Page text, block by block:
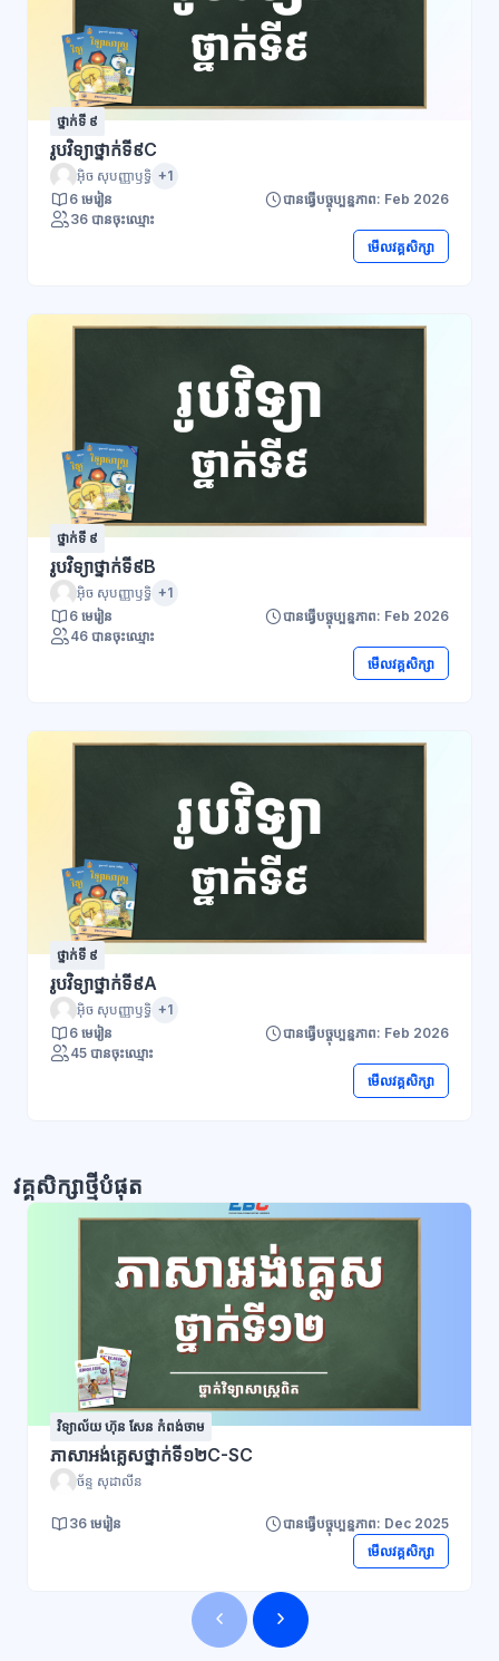
ថ្នាក់ទី ៩
រូបវិទ្យាថ្នាក់ទី៩C
អ៊ិច សុបញ្ញាឫទ្ធិ +1
6 មេរៀន
បានធ្វើបច្ចុប្បន្នភាព: Feb 2026
36 បានចុះឈ្មោះ
មើលវគ្គសិក្សា
ថ្នាក់ទី ៩
រូបវិទ្យាថ្នាក់ទី៩B
អ៊ិច សុបញ្ញាឫទ្ធិ +1
6 មេរៀន
បានធ្វើបច្ចុប្បន្នភាព: Feb 2026
46 បានចុះឈ្មោះ
មើលវគ្គសិក្សា
ថ្នាក់ទី ៩
រូបវិទ្យាថ្នាក់ទី៩A
អ៊ិច សុបញ្ញាឫទ្ធិ +1
6 មេរៀន
បានធ្វើបច្ចុប្បន្នភាព: Feb 2026
45 បានចុះឈ្មោះ
មើលវគ្គសិក្សា
វគ្គសិក្សាថ្មីបំផុត
វិទ្យាល័យ ហ៊ុន សែន កំពង់ចាម
ភាសាអង់គ្លេសថ្នាក់ទី១២C-SC
ច័ន្ទ សុដាលីន
36 មេរៀន
បានធ្វើបច្ចុប្បន្នភាព: Dec 2025
មើលវគ្គសិក្សា